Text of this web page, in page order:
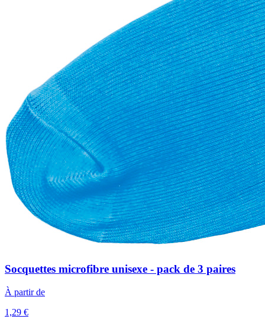
Socquettes microfibre unisexe - pack de 3 paires
À partir de
1,29 €